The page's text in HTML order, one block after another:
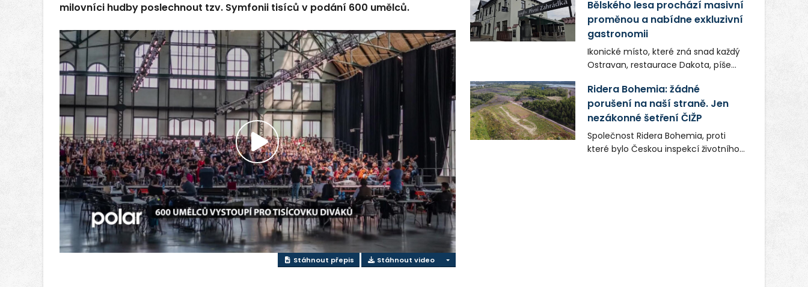
milovníci hudby poslechnout tzv. Symfonii tisíců v podání 600 umělců.
Přehrát
video
Stáhnout přepis Stáhnout video
Bělského lesa prochází masivní
proměnou a nabídne exkluzivní
gastronomii
Ikonické místo, které zná snad každý
Ostravan, restaurace Dakota, píše
společnost Dang Investment Group
s.r.o. investuje do projektu přes 50
milionů korun. Cílem je přinést
Ostravě dva špičkové gastronomické
koncepty, které v regionu dosud
chyběly, luxusní středomořskou
Ridera Bohemia: žádné
porušení na naší straně. Jen
nezákonné šetření ČIŽP
Společnost Ridera Bohemia, proti
které bylo Českou inspekcí životního